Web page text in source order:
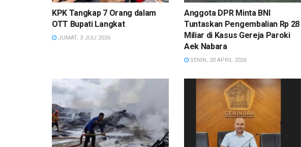
KPK Tangkap 7 Orang dalam
OTT Bupati Langkat
JUMAT, 3 JULI 2026
Anggota DPR Minta BNI
Tuntaskan Pengembalian Rp 28
Miliar di Kasus Gereja Paroki
Aek Nabara
SENIN, 20 APRIL 2026